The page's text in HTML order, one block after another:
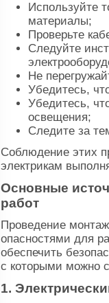
Используйте
материалы;
Проверьте
Следуйте
Не
Убедитесь,
Убедитесь,
освещения;
Следите за
Соблюдение этих
электрикам
Основные
работ
Проведение
опасностями для
обеспечить
с которыми можно
1.